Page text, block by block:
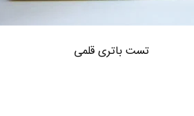
تست باتری قلمی